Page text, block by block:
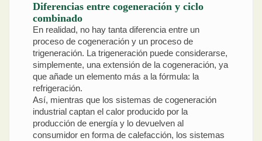
Diferencias entre cogeneración y ciclo
combinado
En realidad, no hay tanta diferencia entre un
proceso de cogeneración y un proceso de
trigeneración. La trigeneración puede considerarse,
simplemente, una extensión de la cogeneración, ya
que añade un elemento más a la fórmula: la
refrigeración.
Así, mientras que los sistemas de cogeneración
industrial captan el calor producido por la
producción de energía y lo devuelven al
consumidor en forma de calefacción, los sistemas